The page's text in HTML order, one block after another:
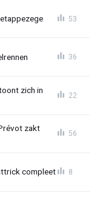
53
36
zich in
22
zakt
56
compleet 8